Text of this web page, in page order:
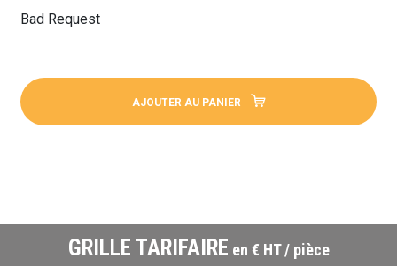
Bad Request
AJOUTER AU PANIER
GRILLE TARIFAIRE en € HT / pièce